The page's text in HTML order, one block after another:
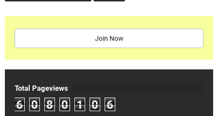
Join Now
Total Pageviews
6 0 8 0 1 0 6